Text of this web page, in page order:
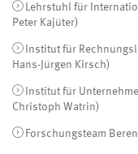
Lehrstuhl für
Peter Kajüter)
Institut für
Hans-Jürgen Kirsch)
Institut für
Christoph Watrin)
Forschungsteam